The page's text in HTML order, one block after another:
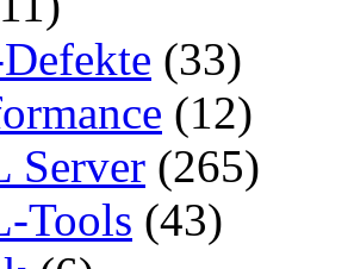
(33)
(12)
Server (265)
Tools (43)